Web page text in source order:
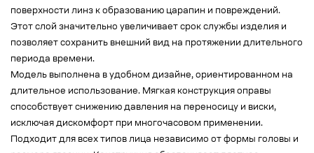
поверхности линз к образованию царапин и повреждений.
Этот слой значительно увеличивает срок службы изделия и
позволяет сохранить внешний вид на протяжении длительного
периода времени.
Модель выполнена в удобном дизайне, ориентированном на
длительное использование. Мягкая конструкция оправы
способствует снижению давления на переносицу и виски,
исключая дискомфорт при многочасовом применении.
Подходит для всех типов лица независимо от формы головы и